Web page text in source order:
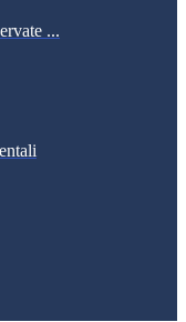
...